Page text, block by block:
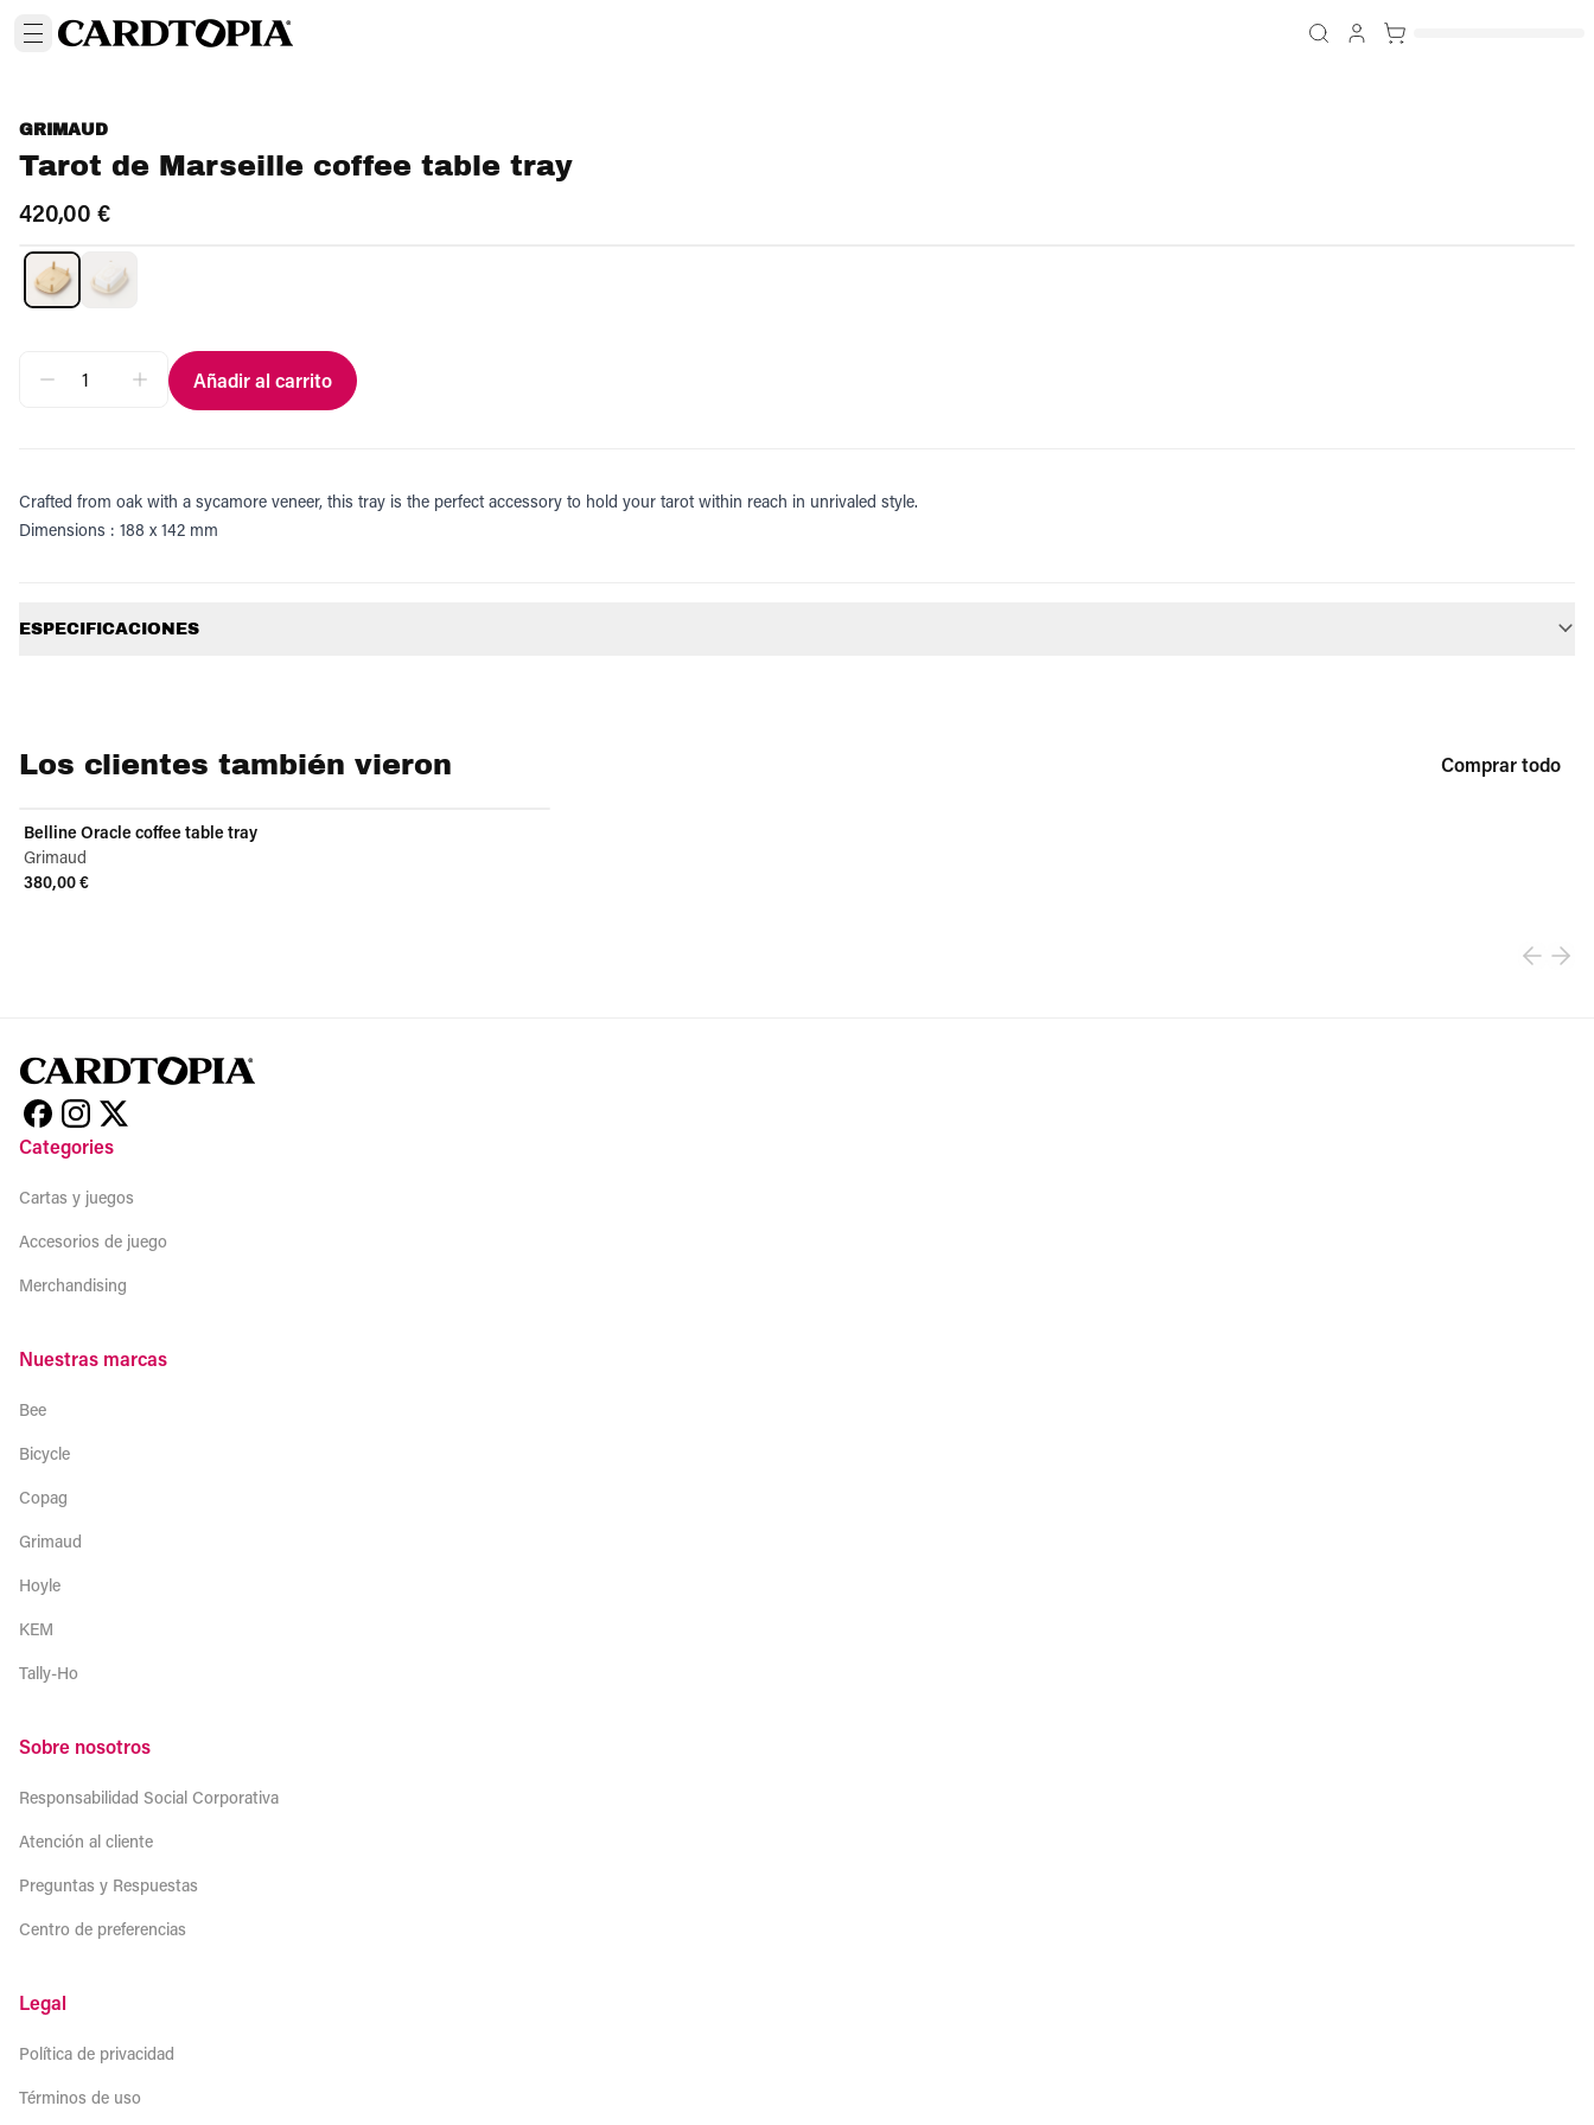
GRIMAUD
Tarot de Marseille coffee table tray
420,00 €
Añadir al carrito
Crafted from oak with a sycamore veneer, this tray is the perfect accessory to hold your tarot within reach in unrivaled style.
Dimensions : 188 x 142 mm
ESPECIFICACIONES
Los clientes también vieron Comprar todo
Belline Oracle coffee table tray
Grimaud
380,00 €
Categories
Cartas y juegos
Accesorios de juego
Merchandising
Nuestras marcas
Bee
Bicycle
Copag
Grimaud
Hoyle
KEM
Tally-Ho
Sobre nosotros
Responsabilidad Social Corporativa
Atención al cliente
Preguntas y Respuestas
Centro de preferencias
Legal
Política de privacidad
Términos de uso